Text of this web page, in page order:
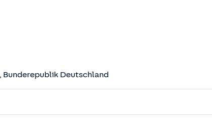
, Bunderepublik Deutschland